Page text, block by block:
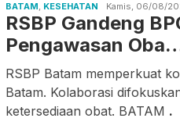
BATAM, KESEHATAN Kamis, 06/08/
RSBP Gandeng
Pengawasan
RSBP Batam memperkuat
Batam. Kolaborasi
ketersediaan obat. BATAM .